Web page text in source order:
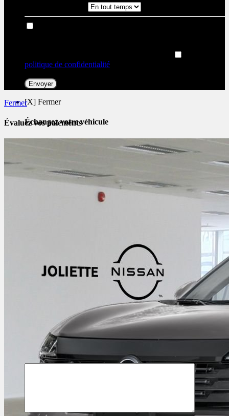
politique de confidentialité
[X] Fermer
Échangez votre véhicule
nous puissions vous offrir un prix compétitif pour votre
Nom
Modèle du véhicule*
Année
Odomètre du véhicule *
Numéro d'identification de véhicule (NIV)
Commentaire(s) et/ou question(s)
Fermer
Évaluez vospaiements